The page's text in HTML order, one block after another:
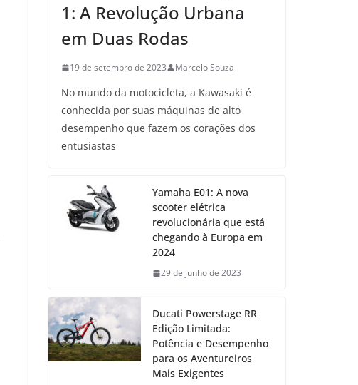
1: A Revolução Urbana
em Duas Rodas
19 de setembro de 2023 Marcelo Souza
No mundo da motocicleta, a Kawasaki é
conhecida por suas máquinas de alto
desempenho que fazem os corações dos
entusiastas
Yamaha E01: A nova
scooter elétrica
revolucionária que está
chegando à Europa em
2024
29 de junho de 2023
Ducati Powerstage RR
Edição Limitada:
Potência e Desempenho
para os Aventureiros
Mais Exigentes